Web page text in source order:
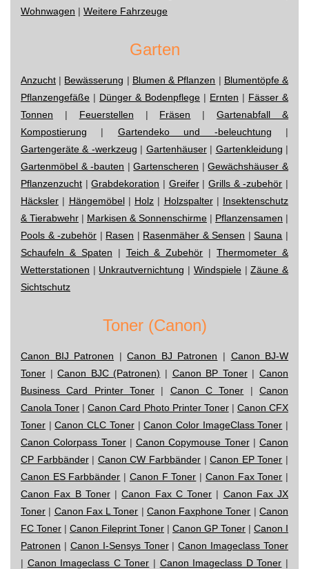
Wohnwagen | Weitere Fahrzeuge
Garten
Anzucht | Bewässerung | Blumen & Pflanzen | Blumentöpfe &
Pflanzengefäße | Dünger & Bodenpflege | Ernten | Fässer &
Tonnen | Feuerstellen | Fräsen |Gartenabfall &
Kompostierung | Gartendeko und -beleuchtung |
Gartengeräte & -werkzeug | Gartenhäuser| Gartenkleidung |
Gartenmöbel & -bauten |Gartenscheren |Gewächshäuser &
Pflanzenzucht |Grabdekoration | Greifer|Grills & -zubehör |
Häcksler | Hängemöbel| Holz | Holzspalter| Insektenschutz
& Tierabwehr | Markisen & Sonnenschirme | Pflanzensamen |
Pools & -zubehör | Rasen | Rasenmäher & Sensen |Sauna |
Schaufeln & Spaten | Teich & Zubehör |Thermometer &
Wetterstationen | Unkrautvernichtung | Windspiele|Zäune &
Sichtschutz
Toner (Canon)
Canon BIJ Patronen |Canon BJ Patronen | Canon BJ-W
Toner |Canon BJC (Patronen) | Canon BP Toner|Canon
Business Card Printer Toner | Canon C Toner |Canon
Canola Toner |Canon Card Photo Printer Toner| Canon CFX
Toner |Canon CLC Toner|Canon Color ImageClass Toner |
Canon Colorpass Toner| Canon Copymouse Toner| Canon
CP Farbbänder| Canon CW Farbbänder |Canon EP Toner |
Canon ES Farbbänder | Canon F Toner | Canon Fax Toner |
Canon Fax B Toner|Canon Fax C Toner | Canon Fax JX
Toner | Canon Fax L Toner | Canon Faxphone Toner |Canon
FC Toner | Canon Fileprint Toner | Canon GP Toner | Canon I
Patronen | Canon I-Sensys Toner|Canon Imageclass Toner
| Canon Imageclass C Toner | Canon Imageclass D Toner |